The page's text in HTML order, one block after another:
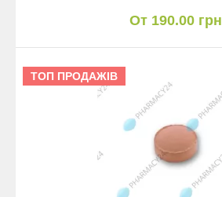
От 190.00 грн
ТОП ПРОДАЖІВ